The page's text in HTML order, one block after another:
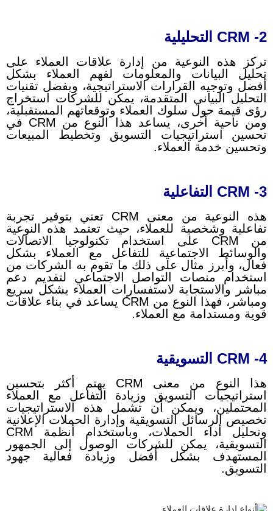
2- CRM التحليلية
تركز هذه النوعية من إدارة علاقات العملاء على
تحليل البيانات والمعلومات لفهم العملاء بشكل
أفضل وتوجيه القرارات الاستراتيجية، وبفضل تقنيات
التحليل البياني المتقدمة، يمكن للشركات استخراج
رؤى قيمة حول سلوك العملاء وتوقعاتهم المستقبلية،
ومن ناحية أخرى، يساعد هذا النوع من CRM في
تحسين استراتيجيات التسويق وتخطيط المبيعات
وتحسين خدمة العملاء.
3- CRM التفاعلية
هذه النوعية من معنى CRM تعني بتوفير تجربة
تفاعلية وشخصية للعملاء، حيث تعتمد هذه النوعية
من CRM على استخدام تكنولوجيا الاتصالات
والوسائط الاجتماعية للتفاعل مع العملاء بشكل
فعال، وأبرز مثال على ذلك ما تقوم به الشركات من
استخدام منصات التواصل الاجتماعي لتقديم دعم
مباشر والاستجابة لاستفسارات العملاء بشكل سريع
ومباشر، فهذا النوع من CRM يساعد في بناء علاقات
قوية ومستدامة مع العملاء.
4- CRM التسويقية
هذا النوع من معنى CRM يهتم أكثر بتحسين
استراتيجيات التسويق وزيادة التفاعل مع العملاء
المحتملين، ويمكن أن تشمل هذه الاستراتيجيات
تخصيص الرسائل التسويقية وإدارة الحملات الإعلانية
وتحليل أداء الحملات، وباستخدام أنظمة CRM
التسويقية، يمكن للشركات الوصول إلى الجمهور
المستهدف بشكل أفضل وزيادة فعالية جهود
التسويق.